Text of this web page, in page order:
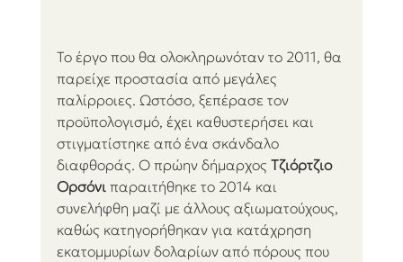
Το έργο που θα ολοκληρωνόταν το 2011, θα
παρείχε προστασία από μεγάλες
παλίρροιες. Ωστόσο, ξεπέρασε τον
προϋπολογισμό, έχει καθυστερήσει και
στιγματίστηκε από ένα σκάνδαλο
διαφθοράς. Ο πρώην δήμαρχος Τζιόρτζιο
Ορσόνι παραιτήθηκε το 2014 και
συνελήφθη μαζί με άλλους αξιωματούχους,
καθώς κατηγορήθηκαν για κατάχρηση
εκατομμυρίων δολαρίων από πόρους που